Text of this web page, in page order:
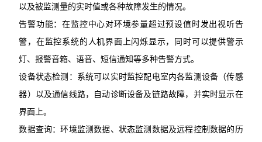
以及被监测量的实时值或各种故障发生的情况。
告警功能：在监控中心对环境参量超过预设值时发出视听告
警，在监控系统的人机界面上闪烁显示，同时可以提供警示
灯、报警音箱、语音、短信通知等多种告警方式。
设备状态检测：系统可以实时监控配电室内各监测设备（传感
器）以及通信线路，自动诊断设备及链路故障，并实时显示在
界面上。
数据查询：环境监测数据、状态监测数据及远程控制数据的历